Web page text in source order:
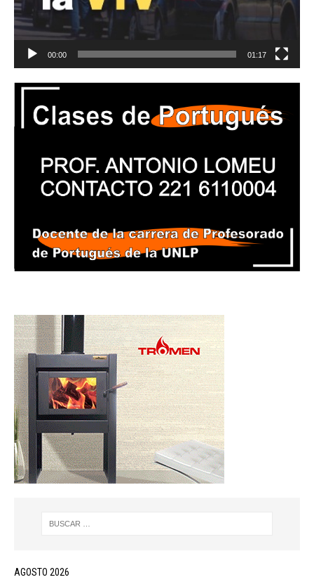
00:00 01:17
AGOSTO 2026